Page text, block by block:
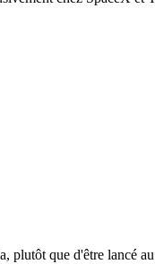
plutôt que d'être lancé